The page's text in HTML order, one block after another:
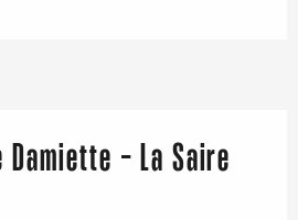
Damiette - La Saire